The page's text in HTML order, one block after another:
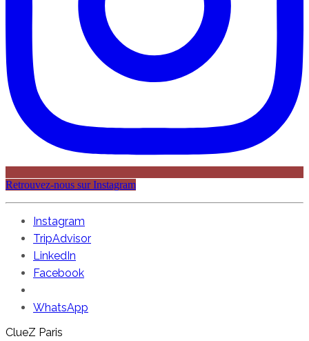
Retrouvez-nous sur Instagram
Instagram
TripAdvisor
LinkedIn
Facebook
WhatsApp
ClueZ Paris